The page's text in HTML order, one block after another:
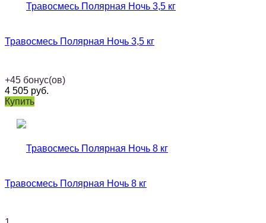
Травосмесь Полярная Ночь 3,5 кг
+45 бонус(ов)
4 505 руб.
Купить
Травосмесь Полярная Ночь 8 кг